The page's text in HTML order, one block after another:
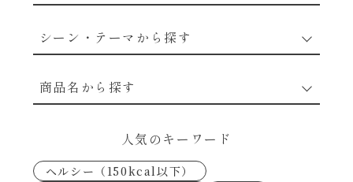
シーン・テーマから探す
なんでも南蛮
商品名から探す
あえるハコネーゼトマトバジル
人気のキーワード
ヘルシー（150kcal以下）